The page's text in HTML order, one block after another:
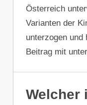
Österreich
Varianten der
unterzogen und
Beitrag mit
Welcher